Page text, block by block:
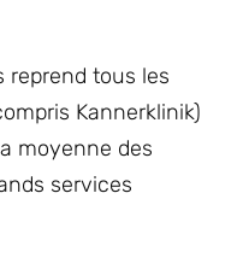
reprend tous les
Kannerklinik)
moyenne des
services